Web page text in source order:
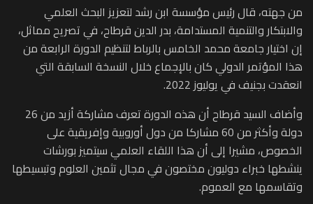
من جهته، قال رئيس مؤسسة ابن رشد لتعزيز البحث العلمي
والابتكار والتنمية المستدامة، بدر الدين قرطاح، في تصريح مماثل،
إن اختيار جامعة محمد الخامس بالرباط لتنظيم الدورة الرابعة من
هذا المؤتمر الدولي كان بالإجماع خلال النسخة السابقة التي
انعقدت بجنيف في يوليوز 2022.
وأضاف السيد قرطاح أن هذه الدورة تعرف مشاركة أزيد من 26
دولة وأكثر من 60 مشاركا من دول أوروبية وإفريقية على
الخصوص، مشيرا إلى أن هذا اللقاء العلمي سيتميز بورشات
ينشطها خبراء دوليون مختصون في مجال تثمين العلوم وتبسيطها
وتقاسمها مع العموم.